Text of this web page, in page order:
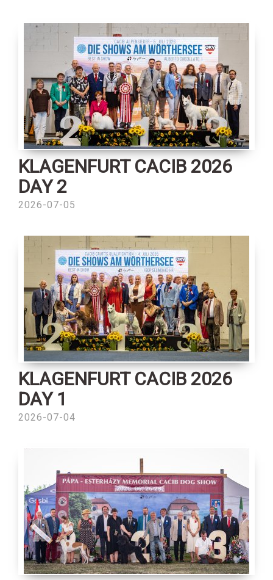
KLAGENFURT CACIB 2026
DAY 2
2026-07-05
KLAGENFURT CACIB 2026
DAY 1
2026-07-04